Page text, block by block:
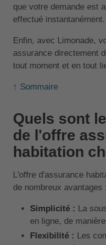
que votre demande est
effectué instantanément.
Enfin, avec Limonade,
assurance directement
tout moment et en tout
↑ Sommaire
Quels sont
de l'offre
habitation
L'offre d'assurance
de nombreux avantages :
Simplicité : La
en ligne, de
Flexibilité : Les